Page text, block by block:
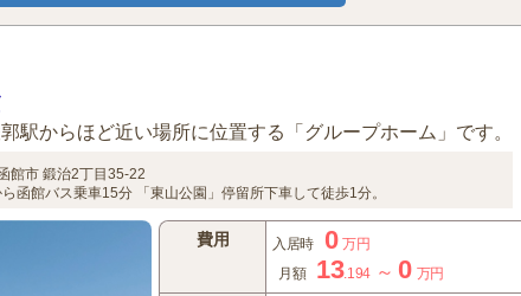
駅からほど近い場所に位置する「グループホーム」です。
館市 鍛治2丁目35-22
函館バス乗車15分 「東山公園」停留所下車して徒歩1分。
費用 入居時 0 万円
月額
13.194 ～ 0 万円